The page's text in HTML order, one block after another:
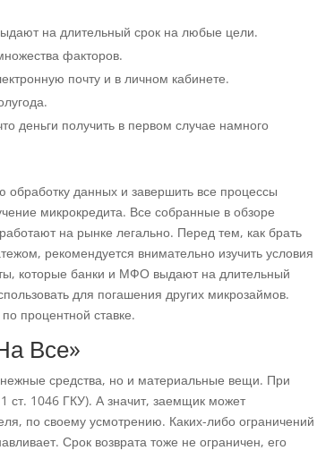
на длительный срок на любые цели.
факторов.
почту и в личном кабинете.
деньги получить в первом случае намного
данных и завершить все процессы
микрокредита. Все собранные в обзоре
на рынке легально. Перед тем, как брать
рекомендуется внимательно изучить условия
которые банки и МФО выдают на длительный
для погашения других микрозаймов.
процентной ставке.
Все»
средства, но и материальные вещи. При
ст. 1046 ГКУ). А значит, заемщик может
по своему усмотрению. Каких-либо ограничений
Срок возврата тоже не ограничен, его